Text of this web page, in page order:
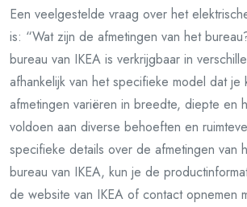
Een veelgestelde vraag over het
is: “Wat zijn de afmetingen van het
bureau van IKEA is verkrijgbaar in
afhankelijk van het specifieke model dat je
afmetingen variëren in breedte, diepte en
voldoen aan diverse behoeften en
specifieke details over de afmetingen van
bureau van IKEA, kun je de
de website van IKEA of contact opnemen